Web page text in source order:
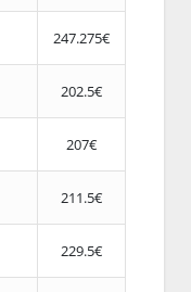
247.275€
202.5€
207€
211.5€
229.5€